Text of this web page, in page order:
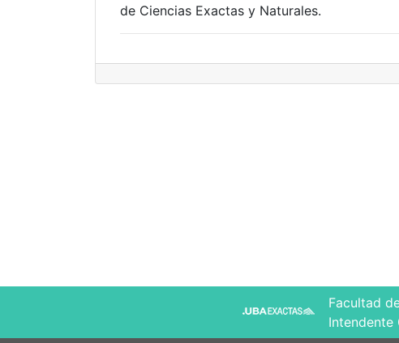
de Ciencias Exactas y Naturales.
Facultad
Intendente